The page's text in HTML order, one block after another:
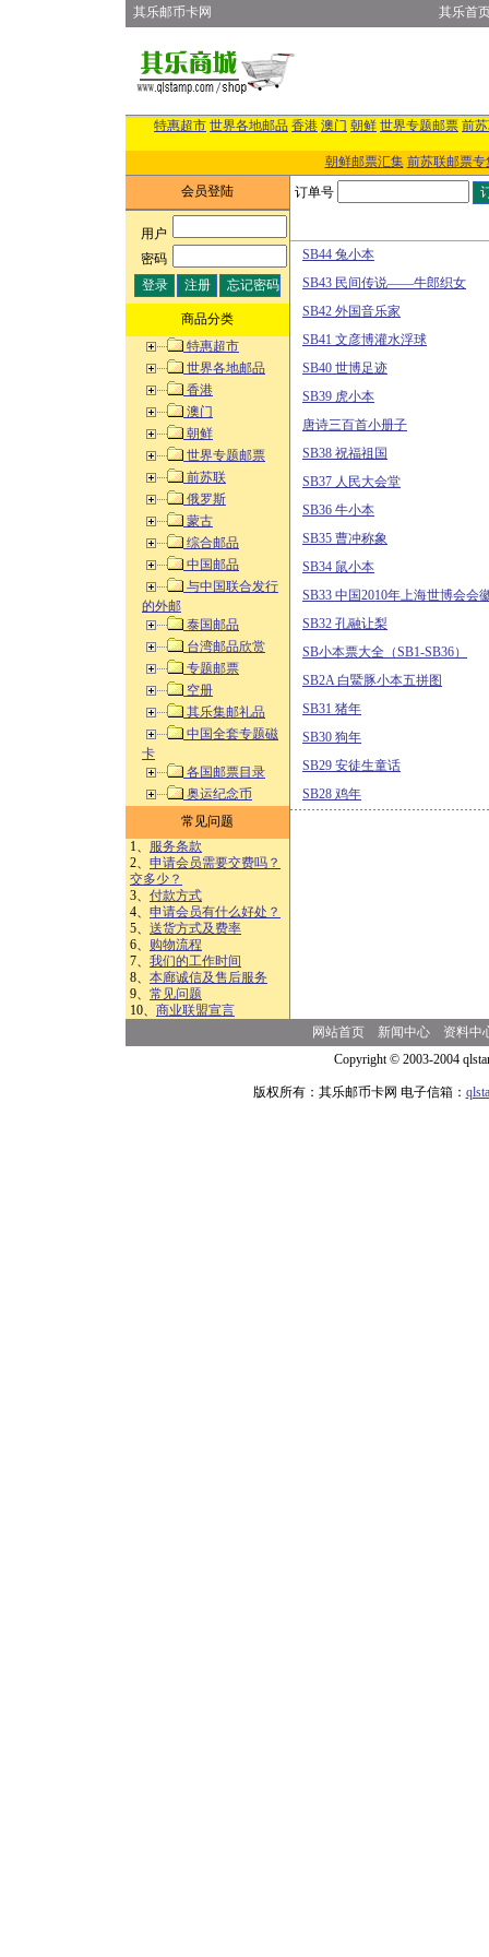
其乐邮币卡网 其乐首
特惠超市 世界各地邮品 香港 澳门 朝鲜 世界专题邮票 前
朝鲜邮票汇集 前苏联邮票专
会员登陆
用户:
密码:
商品分类
特惠超市
世界各地邮品
香港
澳门
朝鲜
世界专题邮票
前苏联
俄罗斯
蒙古
综合邮品
中国邮品
与中国联合发行
的外邮
泰国邮品
台湾邮品欣赏
专题邮票
空册
其乐集邮礼品
中国全套专题磁
卡
各国邮票目录
奥运纪念币
常见问题
1、 服务条款
2、 申请会员需要交费吗？
交多少？
3、 付款方式
4、 申请会员有什么好处？
5、 送货方式及费率
6、 购物流程
7、 我们的工作时间
8、 本廊诚信及售后服务
9、 常见问题
10、 商业联盟宣言
订单号
SB44 兔小本
SB43 民间传说——牛郎织女
SB42 外国音乐家
SB41 文彦博灌水浮球
SB40 世博足迹
SB39 虎小本
唐诗三百首小册子
SB38 祝福祖国
SB37 人民大会堂
SB36 牛小本
SB35 曹冲称象
SB34 鼠小本
SB33 中国2010年上海世博会会
SB32 孔融让梨
SB小本票大全（SB1-SB36）
SB2A 白鱀豚小本五拼图
SB31 猪年
SB30 狗年
SB29 安徒生童话
SB28 鸡年
网站首页 新闻中心
资料中
Copyright © 2003-2004
版权所有：其乐邮币卡网 电子信箱：